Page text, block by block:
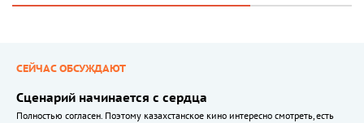
СЕЙЧАС ОБСУЖДАЮТ
Сценарий начинается с сердца
Полностью согласен. Поэтому казахстанское кино интересно смотреть, есть